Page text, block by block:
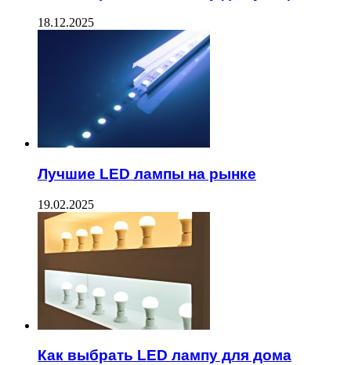
18.12.2025
Лучшие LED лампы на рынке
19.02.2025
Как выбрать LED лампу для дома